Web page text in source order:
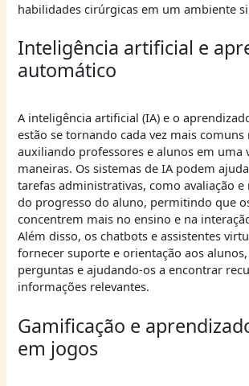
habilidades cirúrgicas em um ambiente
Inteligência artificial e
automático
A inteligência artificial (IA) e o
estão se tornando cada vez mais comuns
auxiliando professores e alunos em uma
maneiras. Os sistemas de IA podem
tarefas administrativas, como avaliação
do progresso do aluno, permitindo que
concentrem mais no ensino e na
Além disso, os chatbots e assistentes
fornecer suporte e orientação aos
perguntas e ajudando-os a encontrar
informações relevantes.
Gamificação e
em jogos